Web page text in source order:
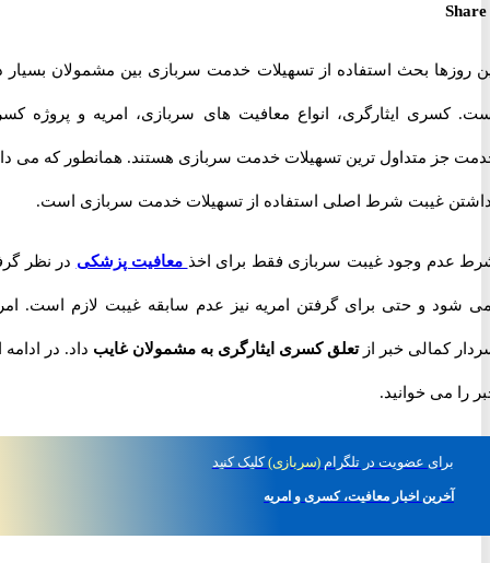
بحث استفاده از تسهیلات خدمت سربازی بین مشمولان بسیار داغ
ایثارگری، انواع معافیت های سربازی، امریه و پروژه کسری
متداول ترین تسهیلات خدمت سربازی هستند. همانطور که می دانید
غیبت شرط اصلی استفاده از تسهیلات خدمت سربازی است.
وجود غیبت سربازی فقط برای اخذمعافیت پزشکیدر نظر گرفته
و حتی برای گرفتن امریه نیز عدم سابقه غیبت لازم است. امروز
کمالی خبر ازتعلق کسری ایثارگری به مشمولان غایبداد. در ادامه این
می خوانید.
عضویت در تلگرام(سربازی) کلیک کنید
آخرین اخبار معافیت، کسری و امریه